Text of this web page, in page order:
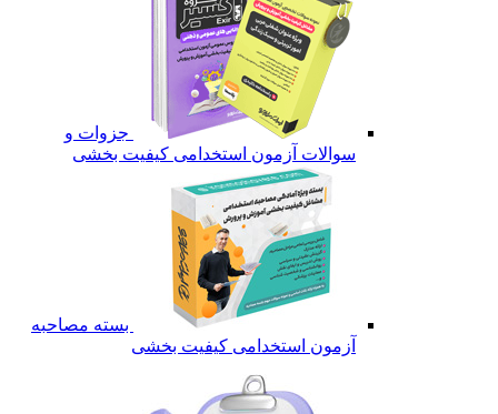
جزوات و
سوالات آزمون استخدامی کیفیت بخشی
بسته مصاحبه
آزمون استخدامی کیفیت بخشی